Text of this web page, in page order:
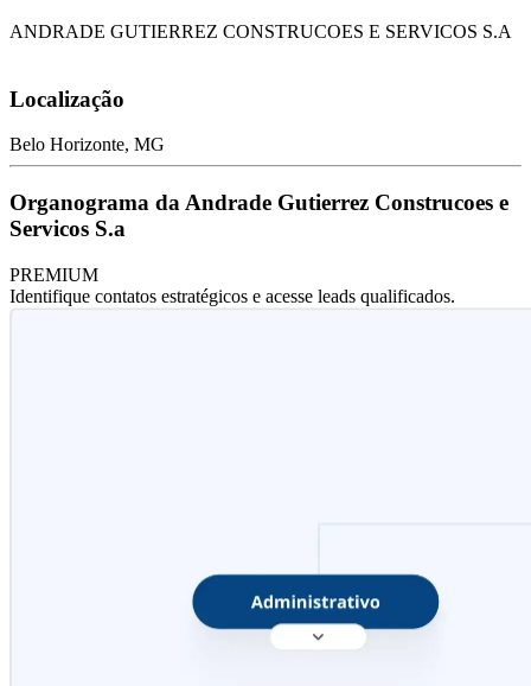
ANDRADE GUTIERREZ CONSTRUCOES E SERVICOS S.A
Localização
Belo Horizonte, MG
Organograma da Andrade Gutierrez Construcoes e
Servicos S.a
PREMIUM
Identifique contatos estratégicos e acesse leads qualificados.